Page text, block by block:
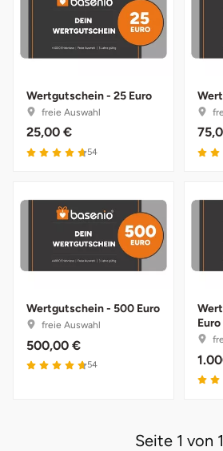
Wertgutschein - 25 Euro
freie Auswahl
25,00 €
4.7 von 5
54
Wertgutschein - 500 Euro
freie Auswahl
500,00 €
4.7 von 5
54
Euro
Seite 1 von 1
Ludwigslust-Parchim
Lübeck
Lüchow-Dannenberg
Magdeburg
Main-Kinzig-Kreis
Mainz